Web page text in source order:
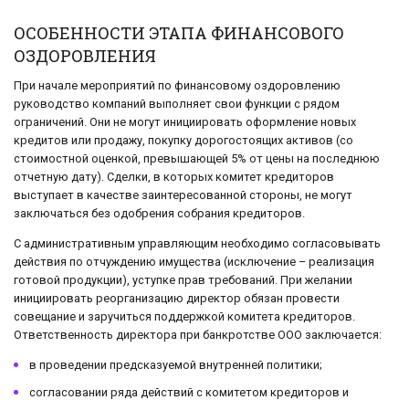
ОСОБЕННОСТИ ЭТАПА ФИНАНСОВОГО
ОЗДОРОВЛЕНИЯ
При начале мероприятий по финансовому оздоровлению
руководство компаний выполняет свои функции с рядом
ограничений. Они не могут инициировать оформление новых
кредитов или продажу, покупку дорогостоящих активов (со
стоимостной оценкой, превышающей 5% от цены на последнюю
отчетную дату). Сделки, в которых комитет кредиторов
выступает в качестве заинтересованной стороны, не могут
заключаться без одобрения собрания кредиторов.
С административным управляющим необходимо согласовывать
действия по отчуждению имущества (исключение – реализация
готовой продукции), уступке прав требований. При желании
инициировать реорганизацию директор обязан провести
совещание и заручиться поддержкой комитета кредиторов.
Ответственность директора при банкротстве ООО заключается:
в проведении предсказуемой внутренней политики;
согласовании ряда действий с комитетом кредиторов и